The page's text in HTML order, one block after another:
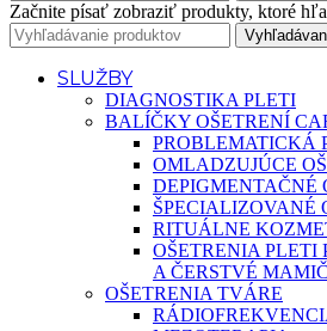
Začnite písať zobraziť produkty, ktoré
SLUŽBY
DIAGNOSTIKA PLETI
BALÍČKY OŠETRENÍ
PROBLEMATICKÁ
OMLADZUJÚCE
DEPIGMENTAČNÉ
ŠPECIALIZOVANÉ
RITUÁLNE
OŠETRENIA PLETI
A ČERSTVÉ
OŠETRENIA TVÁRE